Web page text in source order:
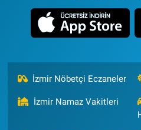
İzmir Nöbetçi Eczaneler
İzmir Namaz Vakitleri